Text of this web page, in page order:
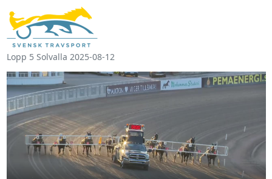
Lopp 5 Solvalla 2025-08-12